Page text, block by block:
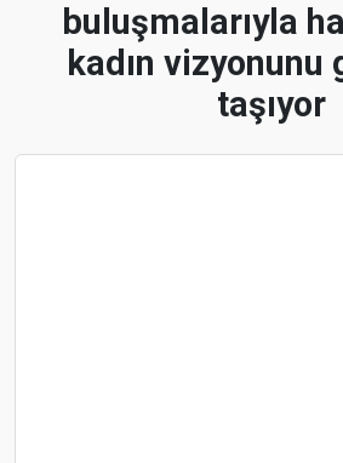
buluşmalarıyla
kadın vizyonunu
taşıyor